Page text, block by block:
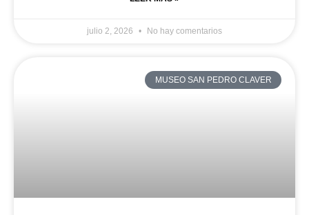
julio 2, 2026 No hay comentarios
MUSEO SAN PEDRO CLAVER